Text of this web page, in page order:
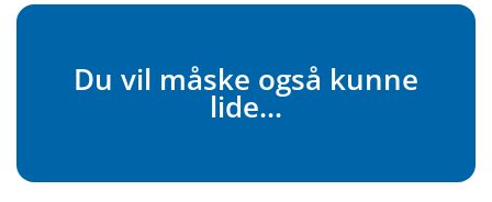
Du vil måske også kunne
lide...